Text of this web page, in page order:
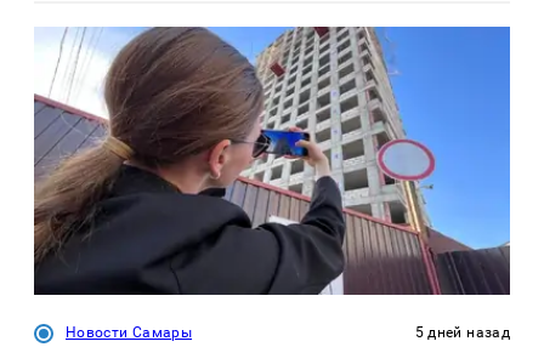
Новости Самары 5 дней назад